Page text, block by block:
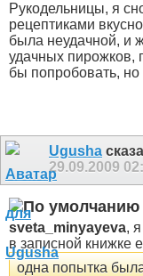
Рукодельницы, я
рецептиками
была неудачной, и
удачных пирожков,
бы попробовать,
Ugusha
29.09.2009
sveta_minyayeva,
в записной книжке
одна попытка